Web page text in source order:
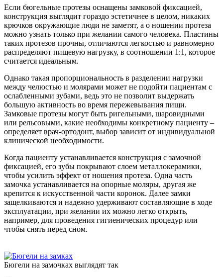
Если бюгельные протезы оснащены замковой фиксацией,
конструкция выглядит гораздо эстетичнее в целом, никаких
крючков окружающие люди не заметят, а о ношении протеза
можно узнать только при желании самого человека. Пластины
таких протезов прочны, отличаются легкостью и равномерно
распределяют пищевую нагрузку, в соотношении 1:1, которое
считается идеальным.
Однако такая пропорциональность в разделении нагрузки
между челюстью и молярами может не подойти пациентам с
ослабленными зубами, ведь это не позволит выдержать
большую активность во время пережевывания пищи.
Замковые протезы могут быть ригельными, шаровидными
или рельсовыми, какие необходимы конкретному пациенту –
определяет врач-ортодонт, выбор зависит от индивидуальной
клинической необходимости.
Когда пациенту устанавливается конструкция с замочной
фиксацией, его зубы покрывают слоем металлокерамики,
чтобы усилить эффект от ношения протеза. Одна часть
замочка устанавливается на опорные моляры, другая же
крепится к искусственной части коронок. Далее замки
защелкиваются и надежно удерживают составляющие в ходе
эксплуатации, при желании их можно легко открыть,
например, для проведения гигиенических процедур или
чтобы снять перед сном.
Бюгели на замочках выглядят так